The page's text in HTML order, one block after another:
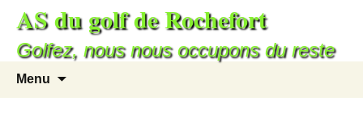
AS du golf de Rochefort
Golfez, nous nous occupons du reste
Menu